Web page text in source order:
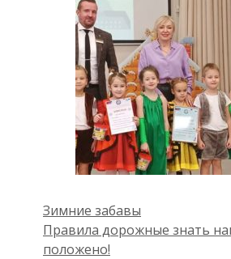
Зимние забавы
Правила дорожные знать
положено!